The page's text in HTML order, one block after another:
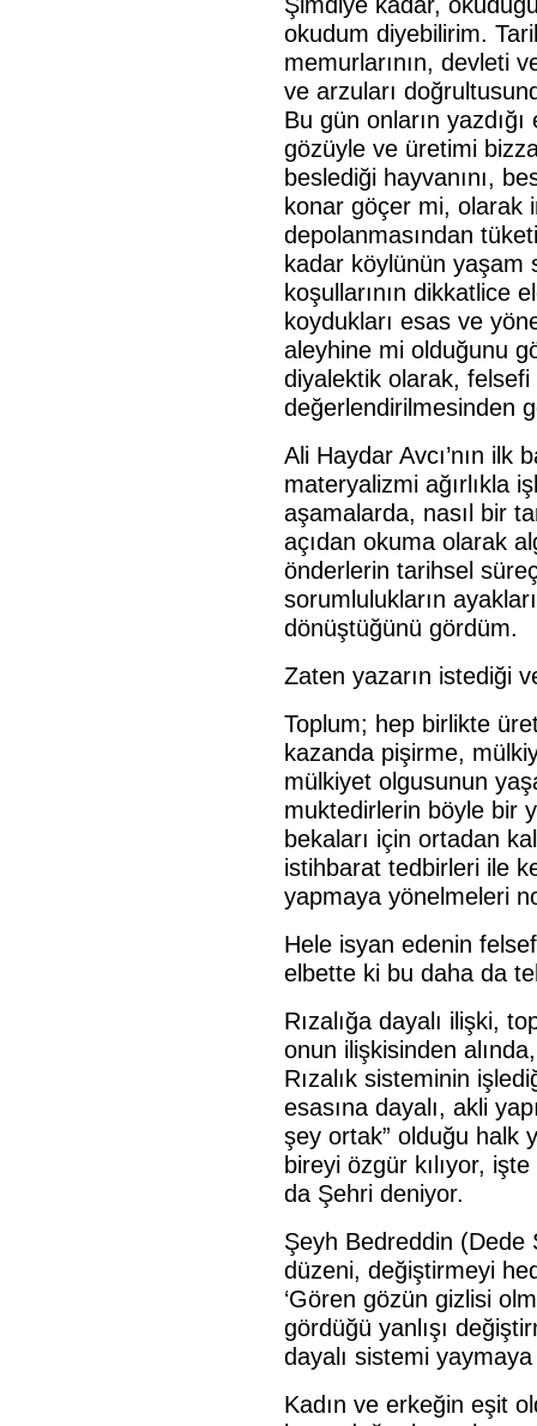
okudum diyebilirim.
memurlarının, devleti
ve arzuları
Bu gün onların
gözüyle ve üretimi
beslediği hayvanını,
konar göçer mi, olarak
depolanmasından
kadar köylünün yaşam
koşullarının dikkatlice
koydukları esas ve
aleyhine mi olduğunu
diyalektik olarak, felsefi
değerlendirilmesinden
Ali Haydar Avcı’nın ilk
materyalizmi ağırlıkla
aşamalarda, nasıl bir
açıdan okuma olarak
önderlerin tarihsel
sorumlulukların
dönüştüğünü gördüm.
Zaten yazarın istediği
Toplum; hep birlikte
kazanda pişirme,
mülkiyet olgusunun
muktedirlerin böyle bir
bekaları için ortadan
istihbarat tedbirleri ile
yapmaya yönelmeleri
Hele isyan edenin
elbette ki bu daha da
Rızalığa dayalı ilişki,
onun ilişkisinden
Rızalık sisteminin
esasına dayalı, akli
şey ortak” olduğu halk
bireyi özgür kılıyor,
da Şehri deniyor.
Şeyh Bedreddin (Dede
düzeni, değiştirmeyi
‘Gören gözün gizlisi
gördüğü yanlışı
dayalı sistemi yaymaya
Kadın ve erkeğin eşit